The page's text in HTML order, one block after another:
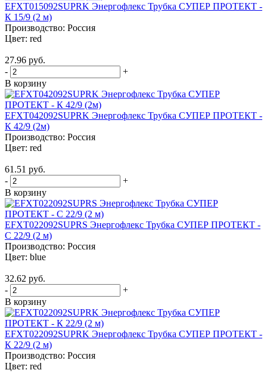
EFXT015092SUPRK Энергофлекс Трубка СУПЕР ПРОТЕКТ -
К 15/9 (2 м)
Производство: Россия
Цвет: red
27.96 руб.
-
+
В корзину
EFXT042092SUPRK Энергофлекс Трубка СУПЕР ПРОТЕКТ -
К 42/9 (2м)
Производство: Россия
Цвет: red
61.51 руб.
-
+
В корзину
EFXT022092SUPRS Энергофлекс Трубка СУПЕР ПРОТЕКТ -
С 22/9 (2 м)
Производство: Россия
Цвет: blue
32.62 руб.
-
+
В корзину
EFXT022092SUPRK Энергофлекс Трубка СУПЕР ПРОТЕКТ -
К 22/9 (2 м)
Производство: Россия
Цвет: red